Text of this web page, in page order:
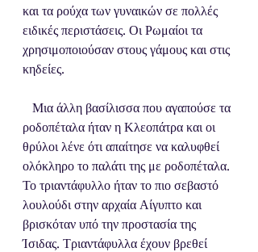
και τα ρούχα των γυναικών σε πολλές
ειδικές περιστάσεις. Οι Ρωμαίοι τα
χρησιμοποιούσαν στους γάμους και στις
κηδείες.
ροδοπέταλα ήταν η Κλεοπάτρα και οι
θρύλοι λένε ότι απαίτησε να καλυφθεί
ολόκληρο το παλάτι της με ροδοπέταλα.
Το τριαντάφυλλο ήταν το πιο σεβαστό
λουλούδι στην αρχαία Αίγυπτο και
βρισκόταν υπό την προστασία της
Ίσιδας. Τριαντάφυλλα έχουν βρεθεί